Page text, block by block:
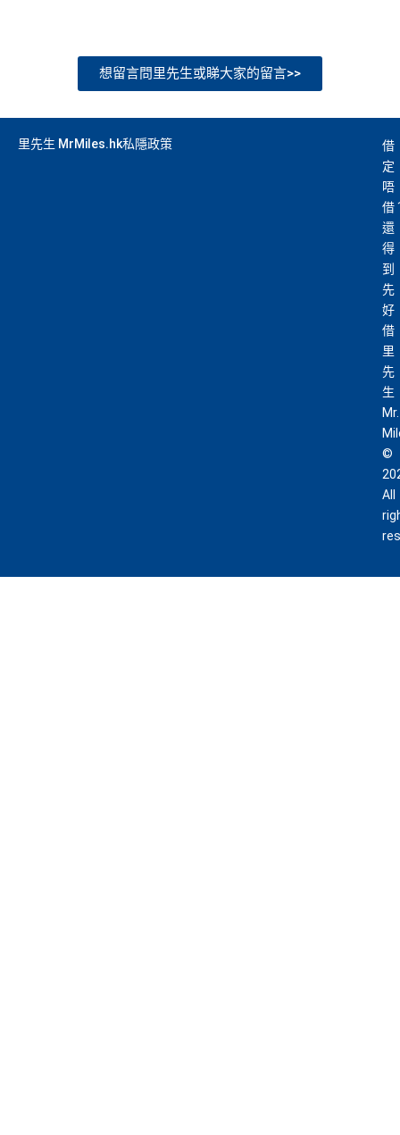
想留言問里先生或睇大家的留言>>
里先生 MrMiles.hk私隱政策
借
定
唔
借
還
得
到
先
好
借
里
先
生
Mr.
©
All